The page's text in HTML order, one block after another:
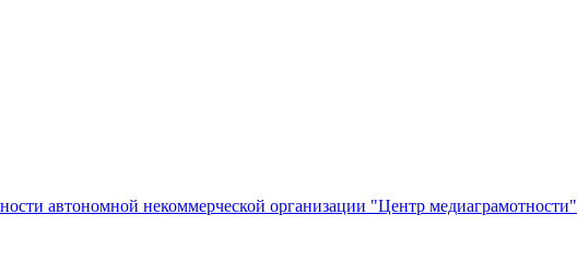
автономной некоммерческой организации "Центр медиаграмотности"